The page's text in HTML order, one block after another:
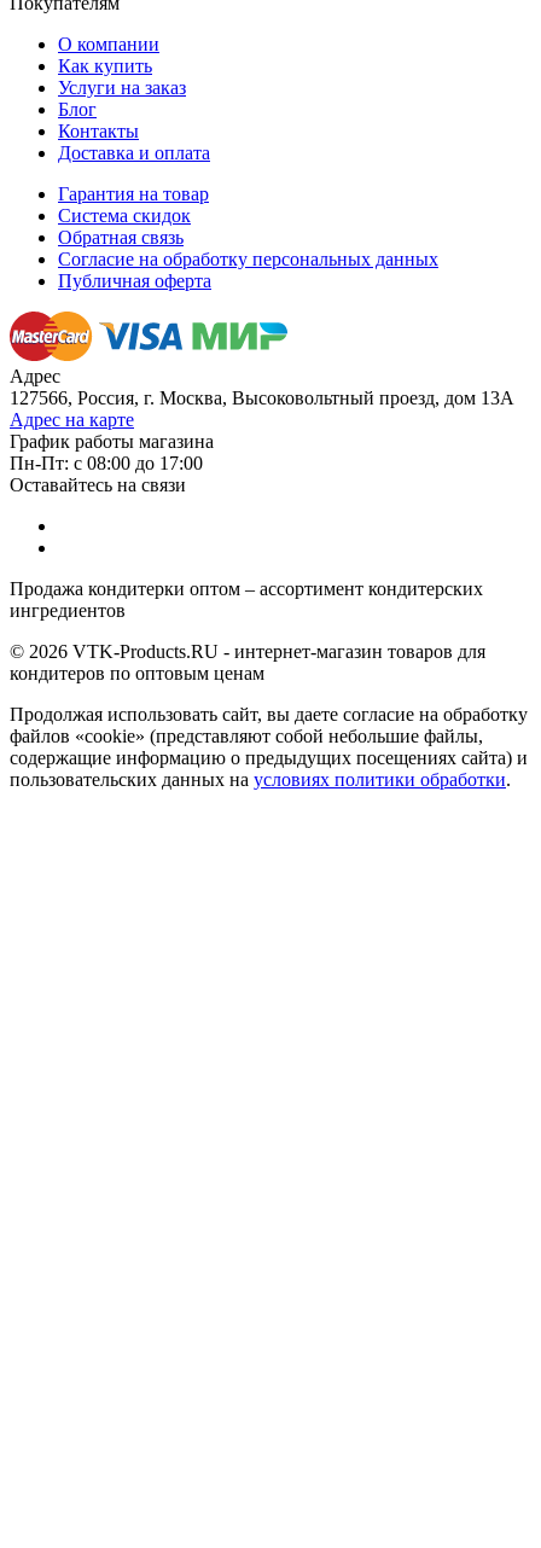
О компании
Как купить
Услуги на заказ
Блог
Контакты
Доставка и оплата
Гарантия на товар
Система скидок
Обратная связь
Согласие на обработку персональных данных
Публичная оферта
Адрес
127566, Россия, г. Москва, Высоковольтный проезд, дом 13А
Адрес на карте
График работы магазина
Пн-Пт: с 08:00 до 17:00
Оставайтесь на связи
Продажа кондитерки оптом – ассортимент кондитерских
ингредиентов
© 2026 VTK-Products.RU - интернет-магазин товаров для
кондитеров по оптовым ценам
Продолжая использовать сайт, вы даете согласие на обработку
файлов «cookie» (представляют собой небольшие файлы,
содержащие информацию о предыдущих посещениях сайта) и
пользовательских данных на условиях политики обработки.